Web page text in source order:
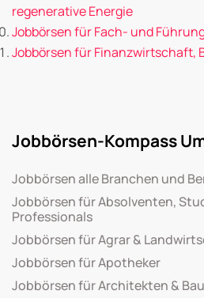
regenerative Energie
Jobbörsen für Fach- und
Jobbörsen für Finanzwirtschaft,
Jobbörsen-Kompass
Jobbörsen alle Branchen und
Jobbörsen für Absolventen,
Professionals
Jobbörsen für Agrar &
Jobbörsen für Apotheker
Jobbörsen für Architekten &